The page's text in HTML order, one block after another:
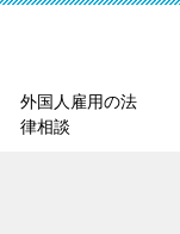
外国人雇用の法
律相談